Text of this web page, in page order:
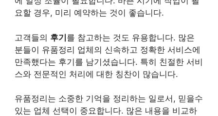
요할 경우, 미리 예약하는 것이 좋습니다.
고객들의 후기를 참고하는 것도 유용합니다. 많은
분들이 유품정리 업체의 신속하고 정확한 서비스에
만족했다는 후기를 남기셨습니다. 특히 친절한 서비
스와 전문적인 처리에 대한 칭찬이 많습니다.
유품정리는 소중한 기억을 정리하는 일로서, 믿을수
있는 업체 선택이 중요합니다. 많은 내용을 비교하